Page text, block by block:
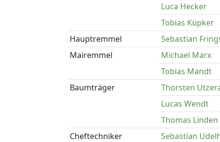
Luca Hecker
Tobias Küpker
Hauptremmel
Sebastian
Mairemmel
Michael Marx
Tobias Mandt
Baumträger
Thorsten
Lucas Wendt
Thomas Linden
Cheftechniker
Sebastian